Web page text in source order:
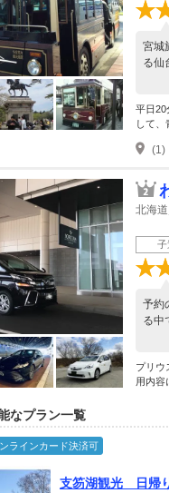
宮城
る仙
平日20
して、
(1)
北海
子
予約
る中
プリウ
用内容
なプラン一覧
ラインカード決済可
支笏湖観光 日帰